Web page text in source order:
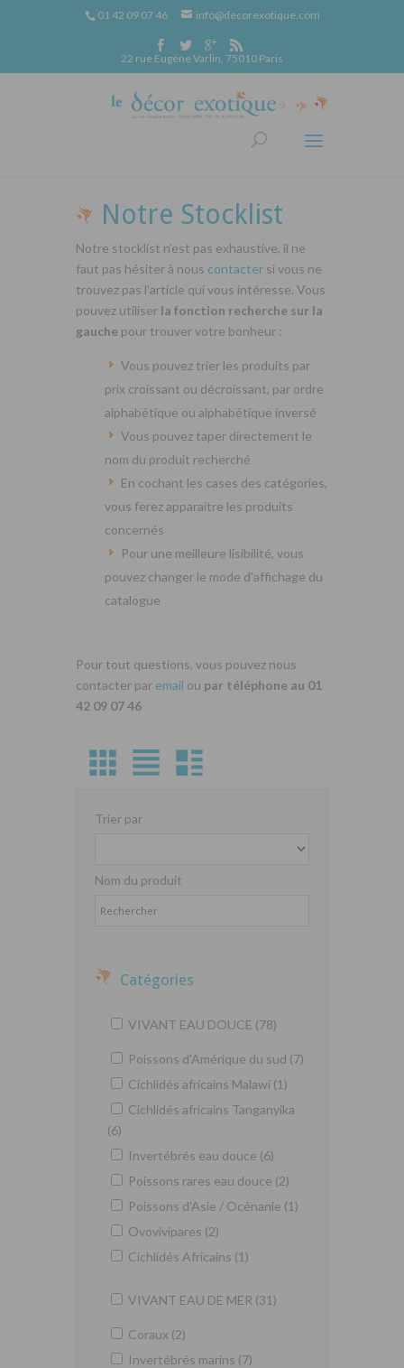
01 42 09 07 46 info@decorexotique.com
22 rue Eugène Varlin, 75010 Paris
Notre Stocklist
Notre stocklist n’est pas exhaustive, il ne
faut pas hésiter à nous contacter si vous ne
trouvez pas l’article qui vous intéresse. Vous
pouvez utiliser la fonction recherche sur la
gauche pour trouver votre bonheur :
Vous pouvez trier les produits par
prix croissant ou décroissant, par ordre
alphabétique ou alphabétique inversé
Vous pouvez taper directement le
nom du produit recherché
En cochant les cases des catégories,
vous ferez apparaitre les produits
concernés
Pour une meilleure lisibilité, vous
pouvez changer le mode d’affichage du
catalogue
Pour tout questions, vous pouvez nous
contacter par email ou par téléphone au 01
42 09 07 46
Trier par
Nom du produit
Catégories
VIVANT EAU DOUCE (78)
Poissons d'Amérique du sud (7)
Cichlidés africains Malawi (1)
Cichlidés africains Tanganyika
(6)
Invertébrés eau douce (6)
Poissons rares eau douce (2)
Poissons d'Asie / Océnanie (1)
Ovovivipares (2)
Cichlidés Africains (1)
VIVANT EAU DE MER (31)
Coraux (2)
Invertébrés marins (7)